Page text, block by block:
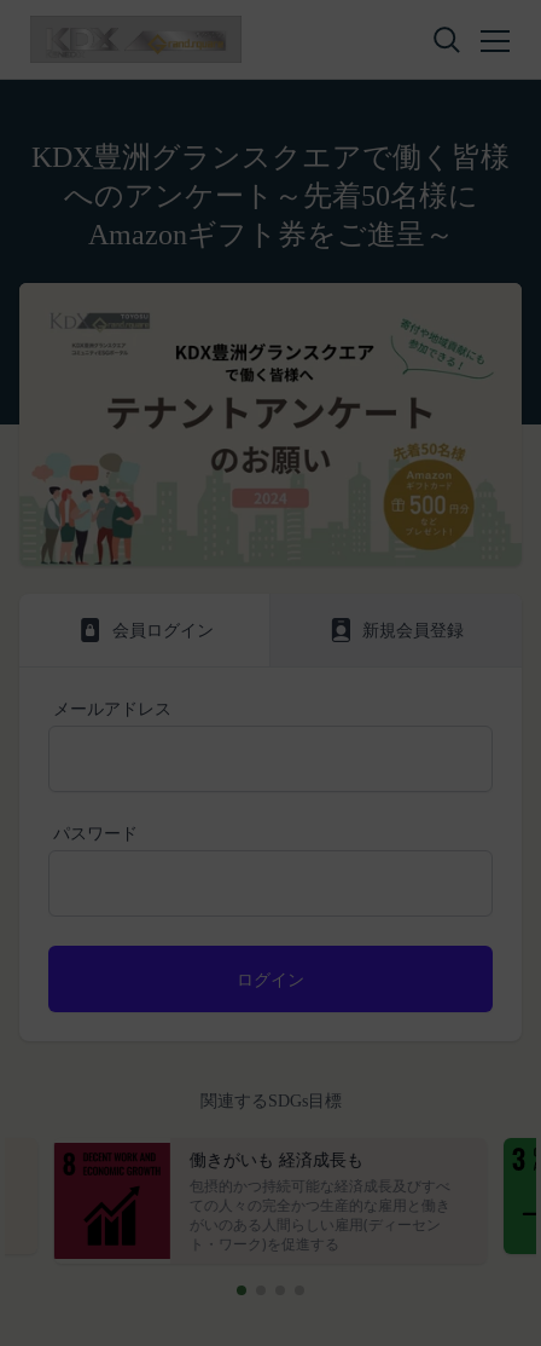
KDX豊洲グランスクエアで働く皆様
へのアンケート～先着50名様に
Amazonギフト券をご進呈～
会員ログイン 新規会員登録
メールアドレス
パスワード
関連するSDGs目標
働きがいも 経済成長も
包摂的かつ持続可能な経済成長及びすべ
ての人々の完全かつ生産的な雇用と働き
がいのある人間らしい雇用(ディーセン
ト・ワーク)を促進する
プライバシーポリシー
株式会社GOYOH（以下「当社」といいます。）
は、当社が運営する各サービスにおいて、個人情報
の保護に関する法律、その他関連する法令等を遵守
するとともに、以下の方針に沿ってお客様からお預
かりした情報を取り扱い、正確性および機密性の保
法令によります。
当社は、お客様が当社のサービスの登録手続を行う
る情報
入力フォームその他当社が定める方法を通じてお客
様が入力または送信する情報
お客様が、端末または携帯端末上で当社のサービス
レスを取得する場合があります。また、当社は、お
客様が端末に関連付けた名前、端末の種類、電話番
号、国、およびユーザー名、もしくはメールアドレ
スなど、お客様が提供することを選択したその他の
あらゆる情報を取得する場合があります。
利用規約
株式会社GOYOHが運営するESGポータルサイトサ
ービス（以下「本サービス」といいます。）のご利
用規約（以下「本規約」といいます。）を下記の通
り定めます。
本サービスをご利用される方は、ご登録される前に
第1条（定義）
「本サービス」
本利用規約に基づく利用契約を当社と締結している
す。なお、利用者は契約者の事業のために本サービ
ス所定の手続きに従い会員登録を申請し、当社がこ
れを承認した特定の法人、団体、個人をいいます。
「登録希望者」
本サービスの利用を希望する法人、団体、個人をい
第4条に規定する方法に従って、登録希望者が行う
Amazonギフト券
Amazon.co.jpで使えるデジタル商品券です。
会員情報に登録されているメールアドレス宛にギフ
ト券番号を贈ります。
有効期限は発行から10年です。
ギフト券を適用する方法:
い。
ギフト券を適用する に移動します。
Amazonギフト券の利用方法に関しましては、Amazon の
カスタマーサポート(0120-999-373 / 24時間対応) までお